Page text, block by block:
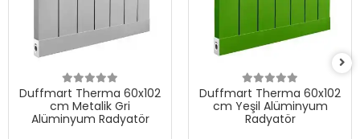
Duffmart Therma 60x102
cm Metalik Gri
Alüminyum Radyatör
Duffmart Therma 60x102
cm Yeşil Alüminyum
Radyatör